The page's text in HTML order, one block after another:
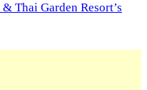
Thai Garden Resort’s